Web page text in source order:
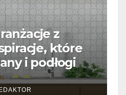
z
które
i podłogi